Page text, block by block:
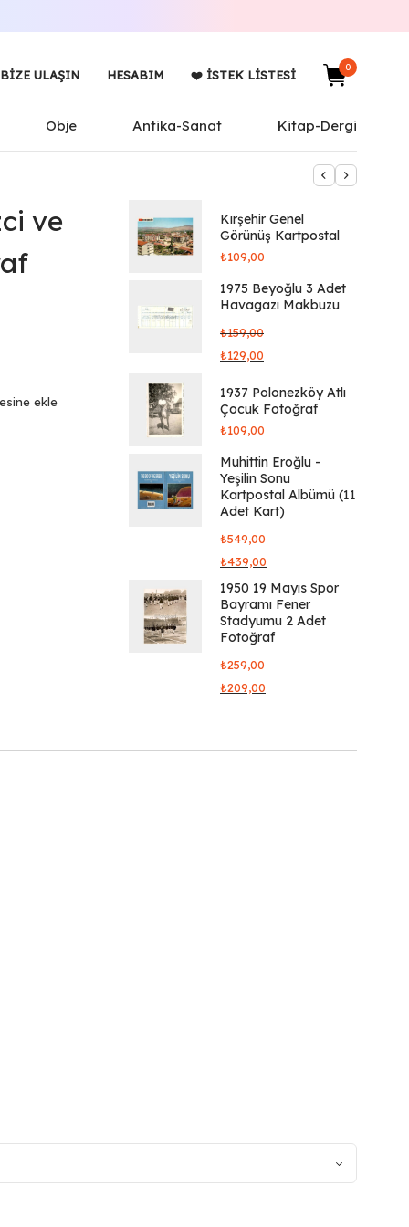
BIZE ULAŞIN HESABIM ❤️ İSTEK LISTESI
0
Obje Antika-Sanat Kitap-Dergi
ve
ekle
Kırşehir Genel
Görünüş Kartpostal
₺109,00
1975 Beyoğlu 3 Adet
Havagazı Makbuzu
₺159,00
₺129,00
1937 Polonezköy Atlı
Çocuk Fotoğraf
₺109,00
Muhittin Eroğlu -
Yeşilin Sonu
Kartpostal Albümü (11
Adet Kart)
₺549,00
₺439,00
1950 19 Mayıs Spor
Bayramı Fener
Stadyumu 2 Adet
Fotoğraf
₺259,00
₺209,00